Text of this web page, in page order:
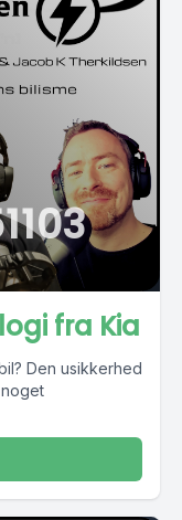
fra Kia
Den usikkerhed